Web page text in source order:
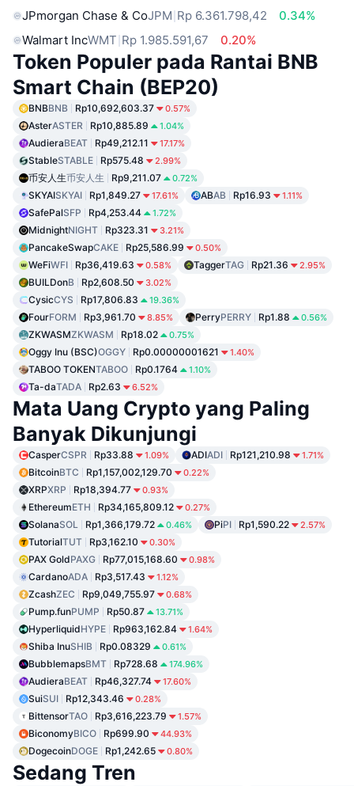
JPmorgan Chase & CoJPM Rp 6.361.798,42
0.34%
Walmart IncWMT Rp 1.985.591,67 0.20%
Token Populer pada Rantai BNB
Smart Chain (BEP20)
BNBBNB Rp10,692,603.37 0.57%
AsterASTER Rp10,885.89 1.04%
AudieraBEAT Rp49,212.11 17.17%
StableSTABLE Rp575.48 2.99%
币安人生币安人生 Rp9,211.07 0.72%
SKYAISKYAI Rp1,849.27 17.61% ABAB Rp16.93 1.11%
SafePalSFP Rp4,253.44 1.72%
MidnightNIGHT Rp323.31 3.21%
PancakeSwapCAKE Rp25,586.99 0.50%
WeFiWFI Rp36,419.63 0.58% TaggerTAG Rp21.36 2.95%
BUILDonB Rp2,608.50 3.02%
CysicCYS Rp17,806.83 19.36%
FourFORM Rp3,961.70 8.85% PerryPERRY Rp1.88 0.56%
ZKWASMZKWASM Rp18.02 0.75%
Oggy Inu (BSC)OGGY Rp0.00000001621 1.40%
TABOO TOKENTABOO Rp0.1764 1.10%
Ta-daTADA Rp2.63 6.52%
Mata Uang Crypto yang Paling
Banyak Dikunjungi
CasperCSPR Rp33.88 1.09% ADIADI Rp121,210.98 1.71%
BitcoinBTC Rp1,157,002,129.70 0.22%
XRPXRP Rp18,394.77 0.93%
EthereumETH Rp34,165,809.12 0.27%
SolanaSOL Rp1,366,179.72 0.46% PiPI Rp1,590.22 2.57%
TutorialTUT Rp3,162.10 0.30%
PAX GoldPAXG Rp77,015,168.60 0.98%
CardanoADA Rp3,517.43 1.12%
ZcashZEC Rp9,049,755.97 0.68%
Pump.funPUMP Rp50.87 13.71%
HyperliquidHYPE Rp963,162.84 1.64%
Shiba InuSHIB Rp0.08329 0.61%
BubblemapsBMT Rp728.68 174.96%
AudieraBEAT Rp46,327.74 17.60%
SuiSUI Rp12,343.46 0.28%
BittensorTAO Rp3,616,223.79 1.57%
BiconomyBICO Rp699.90 44.93%
DogecoinDOGE Rp1,242.65 0.80%
Sedang Tren